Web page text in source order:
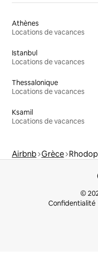
Athènes
Locations de vacances
Istanbul
Locations de vacances
Thessalonique
Locations de vacances
Ksamil
Locations de vacances
Airbnb Grèce
©
Confidentialité